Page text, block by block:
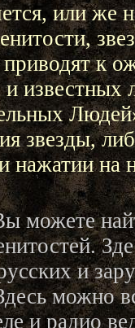
или же
приводят к
и
звезды,
нажатии
можете
и
можно
и радио